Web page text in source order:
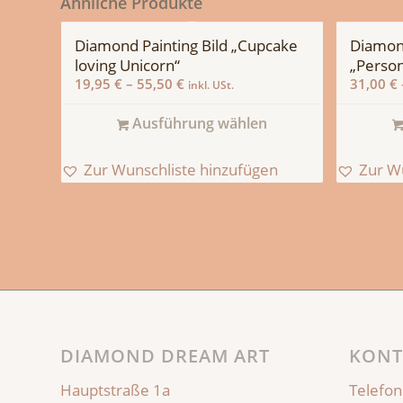
Diamond Painting Bild „Cupcake
loving Unicorn“
19,95 € – 55,50 € inkl. USt.
Ausführung wählen
Zur Wunschliste hinzufügen
31,00 €
Zur
DIAMOND DREAM ART
Hauptstraße 1a